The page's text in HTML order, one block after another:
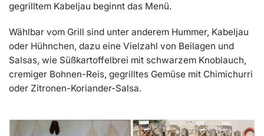
gegrilltem Kabeljau beginnt das Menü.
Wählbar vom Grill sind unter anderem Hummer, Kabeljau
oder Hühnchen, dazu eine Vielzahl von Beilagen und
Salsas, wie Süßkartoffelbrei mit schwarzem Knoblauch,
cremiger Bohnen-Reis, gegrilltes Gemüse mit Chimichurri
oder Zitronen-Koriander-Salsa.